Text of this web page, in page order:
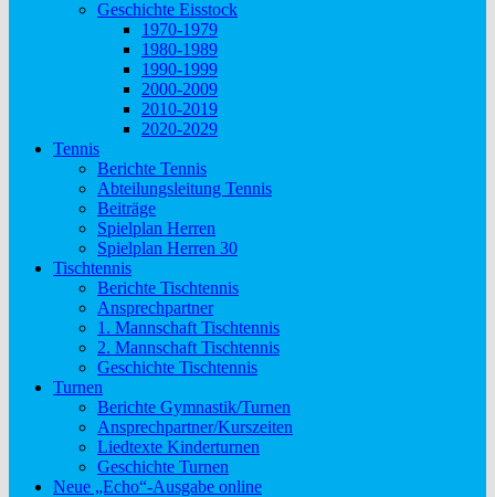
Geschichte Eisstock
1970-1979
1980-1989
1990-1999
2000-2009
2010-2019
2020-2029
Tennis
Berichte Tennis
Abteilungsleitung Tennis
Beiträge
Spielplan Herren
Spielplan Herren 30
Tischtennis
Berichte Tischtennis
Ansprechpartner
1. Mannschaft Tischtennis
2. Mannschaft Tischtennis
Geschichte Tischtennis
Turnen
Berichte Gymnastik/Turnen
Ansprechpartner/Kurszeiten
Liedtexte Kinderturnen
Geschichte Turnen
Neue „Echo“-Ausgabe online